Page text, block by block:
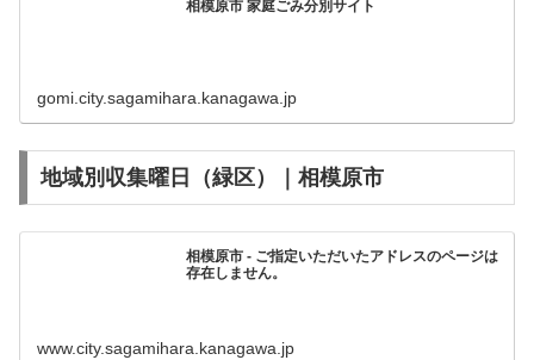
相模原市 家庭ごみ分別サイト
gomi.city.sagamihara.kanagawa.jp
地域別収集曜日（緑区）｜相模原市
相模原市 - ご指定いただいたアドレスのページは
存在しません。
www.city.sagamihara.kanagawa.jp